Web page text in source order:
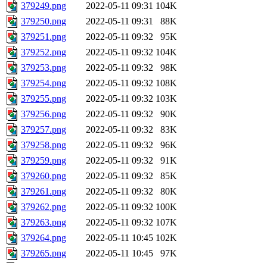
379249.png
2022-05-11 09:31 104K
379250.png
2022-05-11 09:31
88K
379251.png
2022-05-11 09:32
95K
379252.png
2022-05-11 09:32 104K
379253.png
2022-05-11 09:32
98K
379254.png
2022-05-11 09:32 108K
379255.png
2022-05-11 09:32 103K
379256.png
2022-05-11 09:32
90K
379257.png
2022-05-11 09:32
83K
379258.png
2022-05-11 09:32
96K
379259.png
2022-05-11 09:32
91K
379260.png
2022-05-11 09:32
85K
379261.png
2022-05-11 09:32
80K
379262.png
2022-05-11 09:32 100K
379263.png
2022-05-11 09:32 107K
379264.png
2022-05-11 10:45 102K
379265.png
2022-05-11 10:45
97K